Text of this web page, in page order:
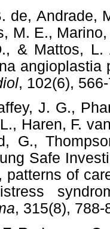
de, Andrade,
M. E.,
& Mattos,
angioplastia
, 102(6),
J. G.,
Haren, F.
G.,
Safe
patterns of
, 315(8),